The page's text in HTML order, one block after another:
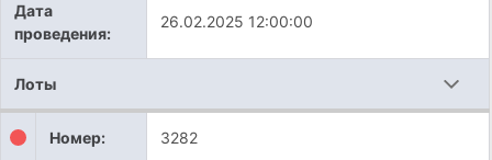
Дата
проведения:
26.02.2025 12:00:00
Лоты
Номер: 3282